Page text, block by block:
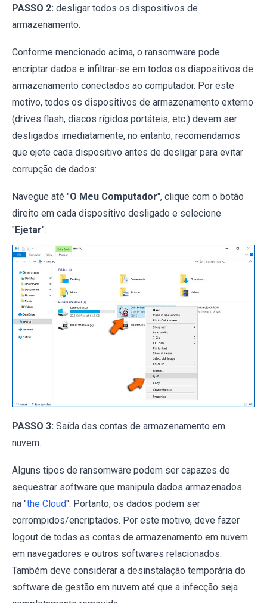
PASSO 2: desligar todos os dispositivos de
armazenamento.
Conforme mencionado acima, o ransomware pode
encriptar dados e infiltrar-se em todos os dispositivos de
armazenamento conectados ao computador. Por este
motivo, todos os dispositivos de armazenamento externo
(drives flash, discos rígidos portáteis, etc.) devem ser
desligados imediatamente, no entanto, recomendamos
que ejete cada dispositivo antes de desligar para evitar
corrupção de dados:
Navegue até "O Meu Computador", clique com o botão
direito em cada dispositivo desligado e selecione
"Ejetar":
PASSO 3: Saída das contas de armazenamento em
nuvem.
Alguns tipos de ransomware podem ser capazes de
sequestrar software que manipula dados armazenados
na "the Cloud". Portanto, os dados podem ser
corrompidos/encriptados. Por este motivo, deve fazer
logout de todas as contas de armazenamento em nuvem
em navegadores e outros softwares relacionados.
Também deve considerar a desinstalação temporária do
software de gestão em nuvem até que a infecção seja